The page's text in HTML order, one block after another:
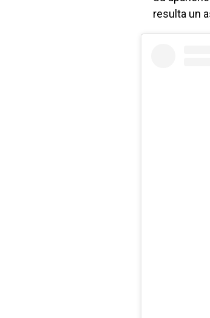
resulta un